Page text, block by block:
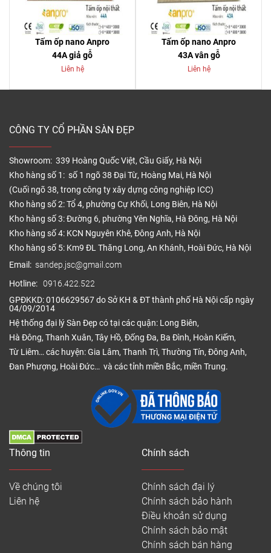
Tấm ốp nano Anpro
44A giả gỗ
Liên hệ
Tấm ốp nano Anpro
43A vân gỗ
Liên hệ
CÔNG TY CỔ PHẦN SÀN ĐẸP
Showroom: 339 Hoàng Quốc Việt, Cầu Giấy, Hà Nội
Kho hàng số 1: số 1 ngõ 38 Đại Từ, Hoàng Mai, Hà Nội
(Cuối ngõ 38, trong công ty xây dựng công nghiệp ICC)
Kho hàng số 2: Tổ 4, phường Cự Khối, Long Biên, Hà Nội
Kho hàng số 3: Đường 6, phường Yên Nghĩa, Hà Đông, Hà Nội
Kho hàng số 4: KCN Nguyên Khê, Đông Anh, Hà Nội
Kho hàng số 5: Km9 ĐL Thăng Long, An Khánh, Hoài Đức, Hà Nội
Email: sandep.jsc@gmail.com
Hotline: 0916.422.522
GPĐKKD: 0106629567 do Sở KH & ĐT thành phố Hà Nội cấp ngày
04/09/2014
Hệ thống đại lý Sàn Đẹp có tại các quận: Long Biên,
Hà Đông, Thanh Xuân, Tây Hồ, Đống Đa, Ba Đình, Hoàn Kiếm,
Từ Liêm… các huyện: Gia Lâm, Thanh Trì, Thường Tín, Đông Anh,
Đan Phượng, Hoài Đức… và các tỉnh miền Bắc, miền Trung.
Thông tin
Về chúng tôi
Liên hệ
Chính sách
Chính sách đại lý
Chính sách bảo hành
Điều khoản sử dụng
Chính sách bảo mật
Chính sách bán hàng